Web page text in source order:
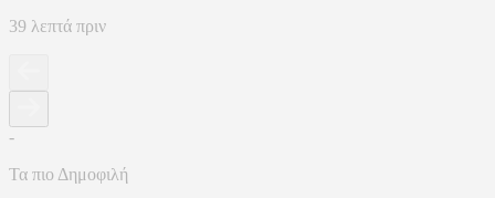
39 λεπτά πριν
-
Τα πιο Δημοφιλή